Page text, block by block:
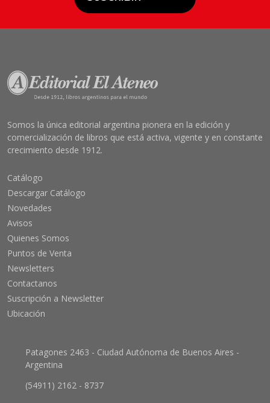
Somos la única editorial argentina pionera en la edición y
comercialización de libros que está activa, vigente y en constante
crecimiento desde 1912.
Catálogo
Descargar Catálogo
Novedades
Avisos
Quienes Somos
Puntos de Venta
Newsletters
Contactanos
Suscripción a Newsletter
Ubicación
Patagones 2463 - Ciudad Autónoma de Buenos Aires -
Argentina
(54911) 2162 - 8737